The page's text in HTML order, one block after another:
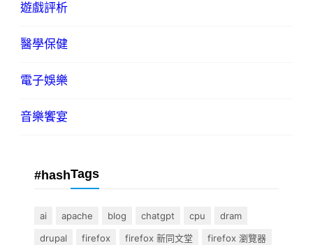
遊戲評析
醫學保健
電子娛樂
音樂饗宴
#hashTags
ai apache blog chatgpt cpu
dram
drupal
firefox firefox 新同文堂
firefox 瀏覽器